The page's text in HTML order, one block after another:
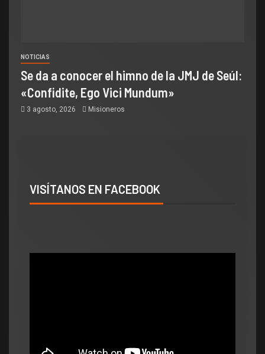
NOTICIAS
Se da a conocer el himno de la JMJ de Seúl:
«Confidite, Ego Vici Mundum»
3 agosto, 2026 Misioneros
VISÍTANOS EN FACEBOOK